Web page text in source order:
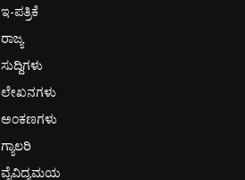
ಇ-ಪತ್ರಿಕೆ
ರಾಜ್ಯ
ಸುದ್ದಿಗಳು
ಲೇಖನಗಳು
ಅಂಕಣಗಳು
ಗ್ಯಾಲರಿ
ವೈವಿದ್ಯಮಯ